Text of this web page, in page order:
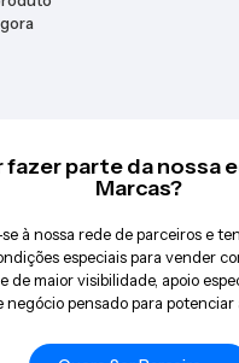
fazer parte da nossa
Marcas?
à nossa rede de parceiros e
especiais para vender
de maior visibilidade, apoio
negócio pensado para potenciar